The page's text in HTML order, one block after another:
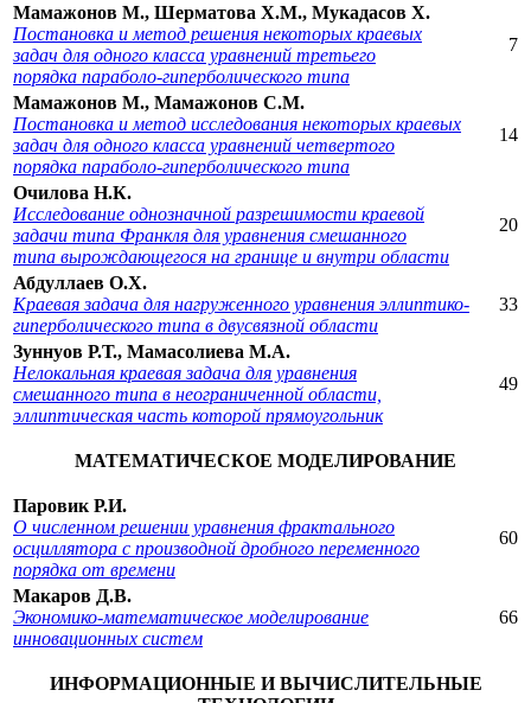
Мамажонов М., Шерматова Х.М., Мукадасов Х.
Постановка и метод решения некоторых краевых
задач для одного класса уравнений третьего
порядка параболо-гиперболического типа
7
Мамажонов М., Мамажонов С.М.
Постановка и метод исследования некоторых краевых
задач для одного класса уравнений четвертого
порядка параболо-гиперболического типа
14
Очилова Н.К.
Исследование однозначной разрешимости краевой
задачи типа Франкля для уравнения смешанного
типа вырождающегося на границе и внутри области
20
Абдуллаев O.X.
Краевая задача для нагруженного уравнения эллиптико-
гиперболического типа в двусвязной области
33
Зуннуов Р.Т., Мамасолиева М.А.
Нелокальная краевая задача для уравнения
смешанного типа в неограниченной области,
эллиптическая часть которой прямоугольник
49
МАТЕМАТИЧЕСКОЕ МОДЕЛИРОВАНИЕ
Паровик Р.И.
О численном решении уравнения фрактального
осциллятора с производной дробного переменного
порядка от времени
60
Макаров Д.В.
Экономико-математическое моделирование
инновационных систем
66
ИНФОРМАЦИОННЫЕ И ВЫЧИСЛИТЕЛЬНЫЕ